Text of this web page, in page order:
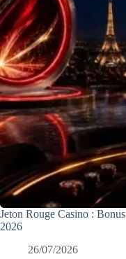
Jeton Rouge Casino :
2026
26/07/2026